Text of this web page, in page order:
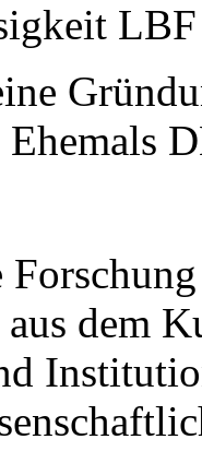
Ehemals
dem